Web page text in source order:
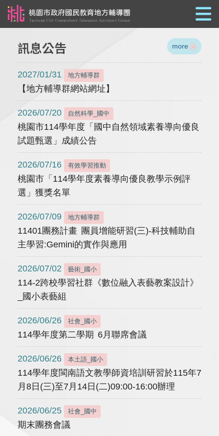
訊息公告 more
2027/01/31 地方輔導群
【地方輔導群網站網址】
2026/07/20 自然科學_國中
桃園市114學年度「國中自然領域素養導向優良
試題甄選」成績公告
2026/07/16 有效學習推動
桃園市「114學年度素養導向優良教學示例評
選」獲獎名單
2026/07/09 地方輔導群
11401團務計畫 團員增能研習(三)-科技輔助自
主學習:Gemini的實作與應用
2026/07/02 藝術_國小
114-2跨校學習社群《數位融入表藝教案設計》
_國小表藝組
2026/06/26 社會_國小
114學年度第二學期 6月聯席會議
2026/06/26 本土語_國小
114學年度閩南語文教學師資培訓研習於115年7
月8日(三)至7月14日(二)09:00-16:00辦理
2026/06/25 社會_國中
期末團務會議